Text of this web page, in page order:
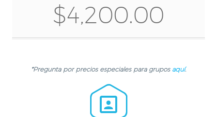
$4,200.00
*Pregunta por precios especiales para grupos aquí.

